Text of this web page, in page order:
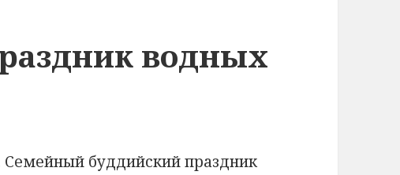
водных
Семейный буддийский праздник